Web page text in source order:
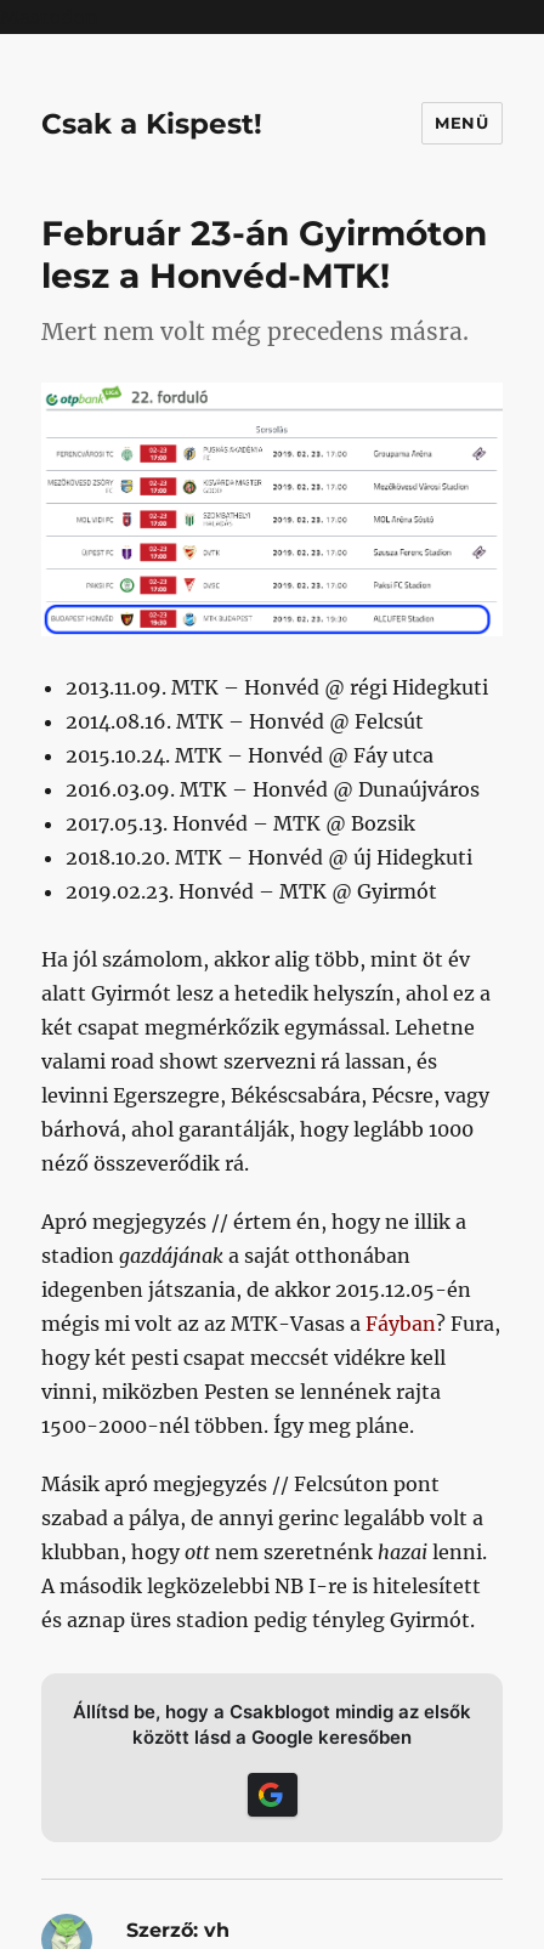
Csak a Kispest! MENÜ
Február 23-án Gyirmóton
lesz a Honvéd-MTK!
Mert nem volt még precedens másra.
2013.11.09. MTK – Honvéd @ régi Hidegkuti
2014.08.16. MTK – Honvéd @ Felcsút
2015.10.24. MTK – Honvéd @ Fáy utca
2016.03.09. MTK – Honvéd @ Dunaújváros
2017.05.13. Honvéd – MTK @ Bozsik
2018.10.20. MTK – Honvéd @ új Hidegkuti
2019.02.23. Honvéd – MTK @ Gyirmót
Ha jól számolom, akkor alig több, mint öt év
alatt Gyirmót lesz a hetedik helyszín, ahol ez a
két csapat megmérkőzik egymással. Lehetne
valami road showt szervezni rá lassan, és
levinni Egerszegre, Békéscsabára, Pécsre, vagy
bárhová, ahol garantálják, hogy leglább 1000
néző összeverődik rá.
Apró megjegyzés // értem én, hogy ne illik a
stadiongazdájának a saját otthonában
idegenben játszania, de akkor 2015.12.05-én
mégis mi volt az az MTK-Vasas aFáyban? Fura,
hogy két pesti csapat meccsét vidékre kell
vinni, miközben Pesten se lennének rajta
1500-2000-nél többen. Így meg pláne.
Másik apró megjegyzés // Felcsúton pont
szabad a pálya, de annyi gerinc legalább volt a
klubban, hogyott nem szeretnénkhazai lenni.
A második legközelebbi NB I-re is hitelesített
és aznap üres stadion pedig tényleg Gyirmót.
Állítsd be, hogy a Csakblogot mindig az elsők
között lásd a Google keresőben
Szerző: vh